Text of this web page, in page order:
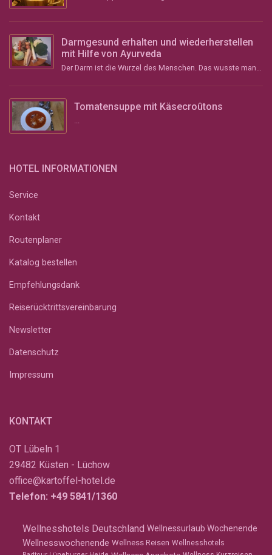
Darmgesund erhalten und wiederherstellen
mit Hilfe von Ayurveda
Tomatensuppe mit Käsecroûtons
HOTEL INFORMATIONEN
Service
Kontakt
Routenplaner
Katalog bestellen
Empfehlungsdank
Reiserücktrittsvereinbarung
Newsletter
Datenschutz
Impressum
KONTAKT
OT Lübeln 1
29482 Küsten - Lüchow
office@kartoffel-hotel.de
Telefon: +49 5841/1360
Wellnesshotels Deutschland Wellnessurlaub Wochenende
Wellnesswochenende Wellness Reisen Wellnesshotels